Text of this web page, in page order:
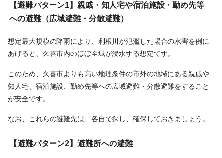
【避難パターン1】親戚・知人宅や宿泊施設・勤め先等
への避難（広域避難・分散避難）
想定最大規模の降雨により、利根川が氾濫した場合の水害を例に
あげると、久喜市内のほぼ全域が浸水する想定です。
このため、久喜市よりも高い地理条件の市外の地域にある親戚や
知人宅、宿泊施設、勤め先等への広域避難・分散避難をすること
が安全です。
なお、これらの避難先は、各自で探し、確保しておきましょう。
【避難パターン2】避難所への避難